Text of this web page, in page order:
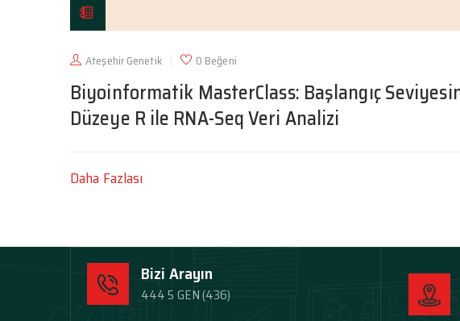
Ateşehir Genetik 0 Beğeni
Biyoinformatik MasterClass: Başlangıç
Düzeye R ile RNA-Seq Veri Analizi
Daha Fazlası
Bizi Arayın
444 5 GEN (436)